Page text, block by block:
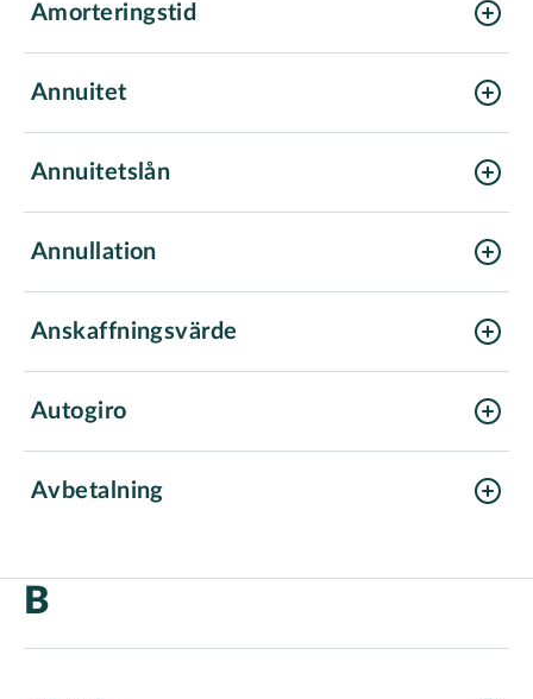
Amorteringstid
Annuitet
Annuitetslån
Annullation
Anskaffningsvärde
Autogiro
Avbetalning
B